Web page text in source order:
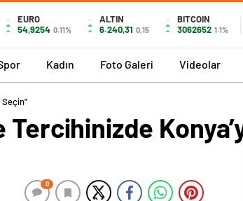
EURO
54,9254 0.11%
ALTIN
6.240,31 0,15
BITCOIN
3062652 1.1%
Kadın Foto Galeri Videolar
0